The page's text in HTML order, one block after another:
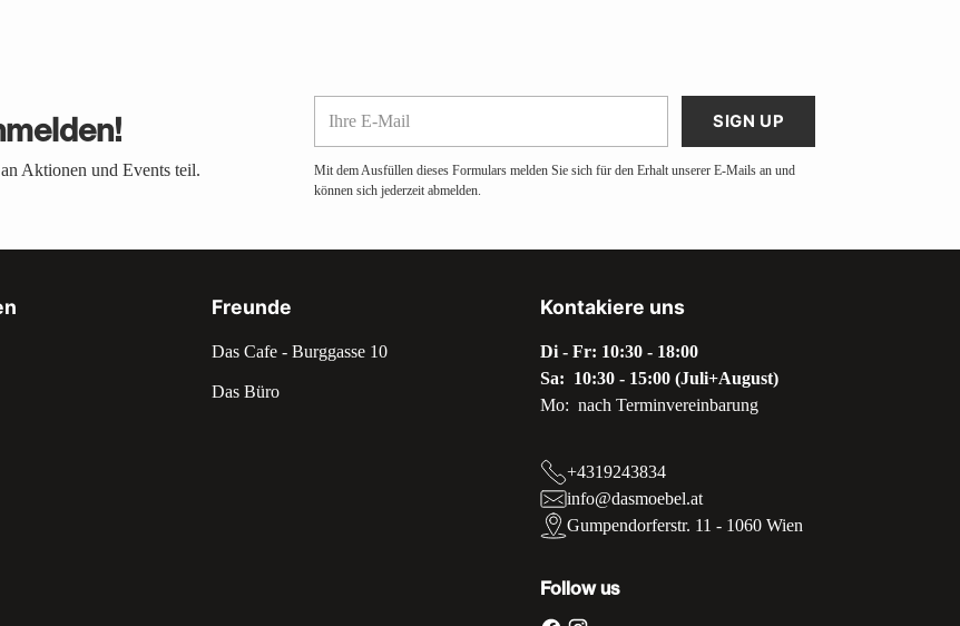
Aktionen und Events teil.
Mail
SIGN UP
Mit dem Ausfüllen dieses Formulars melden Sie sich für den Erhalt unserer E-Mails an und
können sich jederzeit abmelden.
Freunde
Das Cafe - Burggasse 10
Das Büro
Kontakiere uns
Di - Fr: 10:30 - 18:00
Sa: 10:30 - 15:00 (Juli+August)
Mo: nach Terminvereinbarung
+4319243834
info@dasmoebel.at
Gumpendorferstr. 11 - 1060 Wien
Follow us